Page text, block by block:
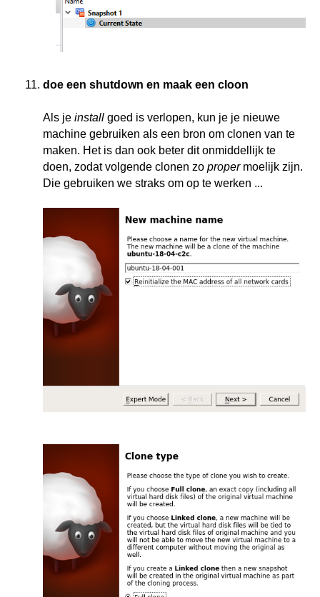
doe een shutdown en maak een cloon
Als je install goed is verlopen, kun je je nieuwe
machine gebruiken als een bron om clonen van te
maken. Het is dan ook beter dit onmiddellijk te
doen, zodat volgende clonen zo propermoelijk zijn.
Die gebruiken we straks om op te werken ...